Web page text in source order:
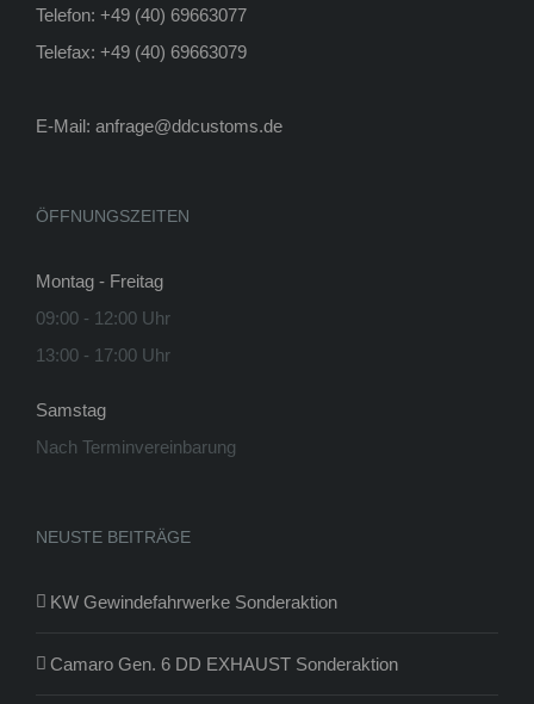
Telefon: +49 (40) 69663077
Telefax: +49 (40) 69663079
E-Mail: anfrage@ddcustoms.de
ÖFFNUNGSZEITEN
Montag - Freitag
09:00 - 12:00 Uhr
13:00 - 17:00 Uhr
Samstag
Nach Terminvereinbarung
NEUSTE BEITRÄGE
KW Gewindefahrwerke Sonderaktion
Camaro Gen. 6 DD EXHAUST Sonderaktion